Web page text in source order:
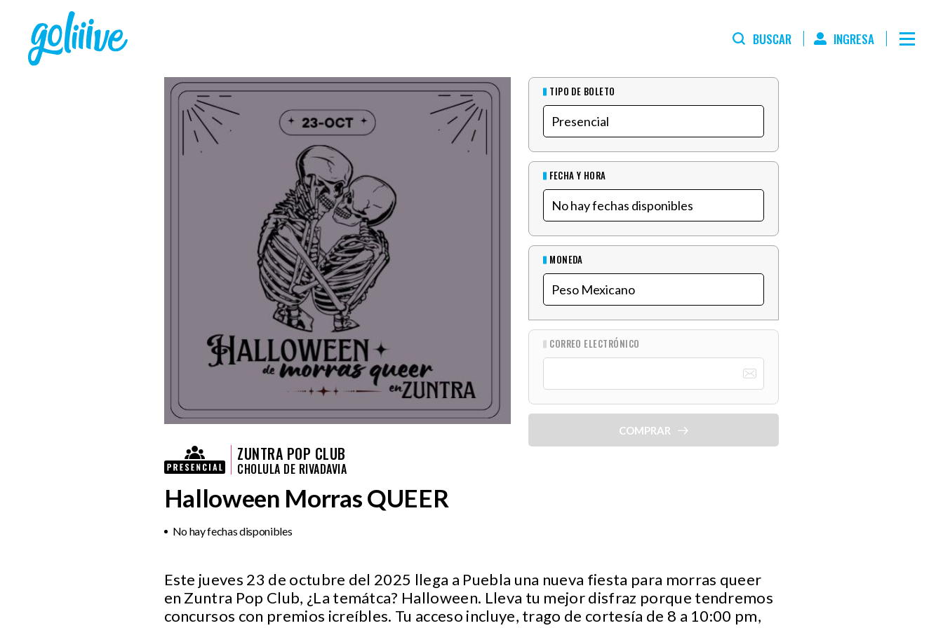
BUSCAR INGRESA
ZUNTRA POP CLUB
CHOLULA DE RIVADAVIA
Halloween Morras QUEER
No hay fechas disponibles
TIPO DE BOLETO
FECHA Y HORA
MONEDA
CORREO ELECTRÓNICO
COMPRAR
Este jueves 23 de octubre del 2025 llega a Puebla una nueva fiesta para morras queer
en Zuntra Pop Club, ¿La temátca? Halloween. Lleva tu mejor disfraz porque tendremos
concursos con premios icreíbles. Tu acceso incluye, trago de cortesía de 8 a 10:00 pm,